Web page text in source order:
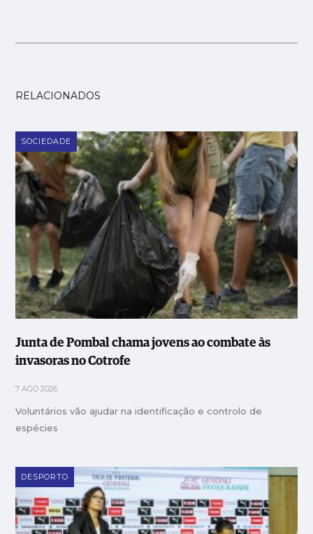
RELACIONADOS
SOCIEDADE
Junta de Pombal chama jovens ao combate às
invasoras no Cotrofe
7 AGO 2026
Voluntários vão ajudar na identificação e controlo de
espécies
DESPORTO